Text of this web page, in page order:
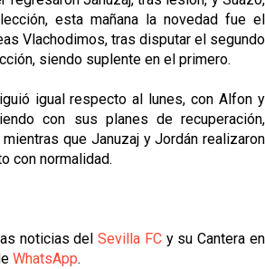
esta mañana la novedad fue el
Vlachodimos, tras disputar el segundo
siendo suplente en el primero.
igual respecto al lunes, con Alfon y
con sus planes de recuperación,
que Januzaj y Jordán realizaron
con normalidad.
noticias delSevilla FCy su Cantera en
WhatsApp.